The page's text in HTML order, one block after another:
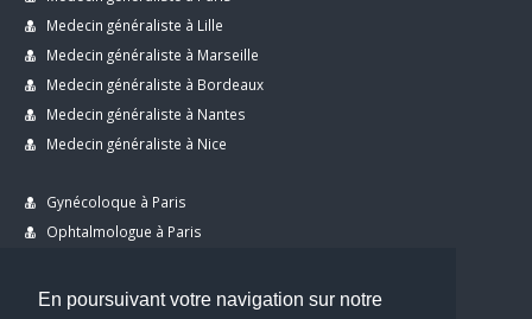
En poursuivant votre navigation sur notre
Medecin généraliste à Lille
Medecin généraliste à Marseille
Medecin généraliste à Bordeaux
Medecin généraliste à Nantes
Medecin généraliste à Nice
Gynécoloque à Paris
Ophtalmologue à Paris
Dentiste à Paris